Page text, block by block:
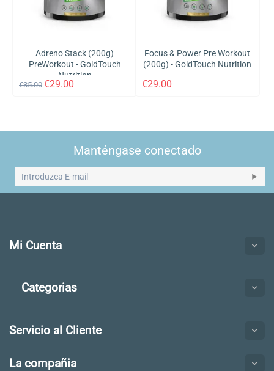
Adreno Stack (200g)
PreWorkout - GoldTouch
Nutrition
€35.00 €29.00
Focus & Power Pre Workout
(200g) - GoldTouch Nutrition
€29.00
Manténgase conectado
Mi Cuenta
Categorias
Servicio al Cliente
La compañia